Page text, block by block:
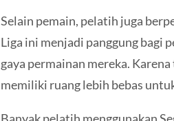
Selain pemain, pelatih juga
Liga ini menjadi panggung bagi
gaya permainan mereka.
memiliki ruang lebih bebas